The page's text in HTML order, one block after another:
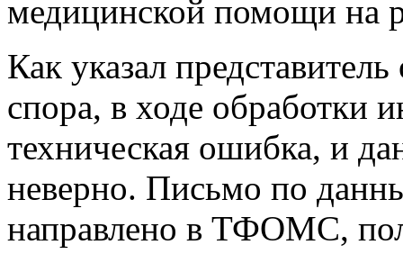
медицинской помощи на
Как указал
спора, в ходе обработки
техническая ошибка, и
неверно. Письмо по
направлено в ТФОМС,